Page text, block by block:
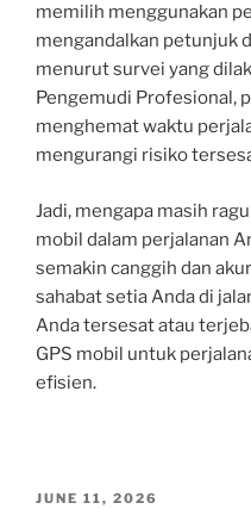
memilih menggunakan
mengandalkan petunjuk
menurut survei yang
Pengemudi Profesional,
menghemat waktu
mengurangi risiko
Jadi, mengapa masih
mobil dalam perjalanan
semakin canggih dan
sahabat setia Anda di
Anda tersesat atau
GPS mobil untuk
efisien.
POSTED
JUNE 11, 2026